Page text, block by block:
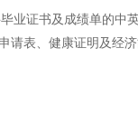
业证书及成绩单的中
表、健康证明及经